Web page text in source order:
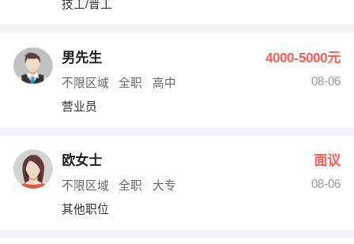
技工/普工
男先生 4000-5000元
不限区域 全职 高中
08-06
营业员
欧女士 面议
不限区域 全职 大专
08-06
其他职位